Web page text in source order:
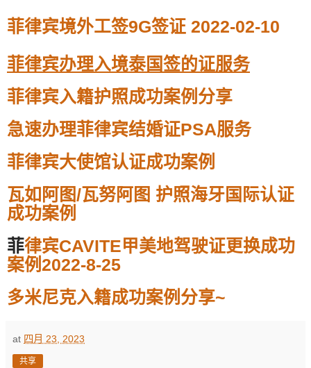
菲律宾境外工签9G签证 2022-02-10
菲律宾办理入境泰国签的证服务
菲律宾入籍护照成功案例分享
急速办理菲律宾结婚证PSA服务
菲律宾大使馆认证成功案例
瓦如阿图/瓦努阿图 护照海牙国际认证
成功案例
菲律宾CAVITE甲美地驾驶证更换成功
案例2022-8-25
多米尼克入籍成功案例分享~
at 四月 23, 2023
共享